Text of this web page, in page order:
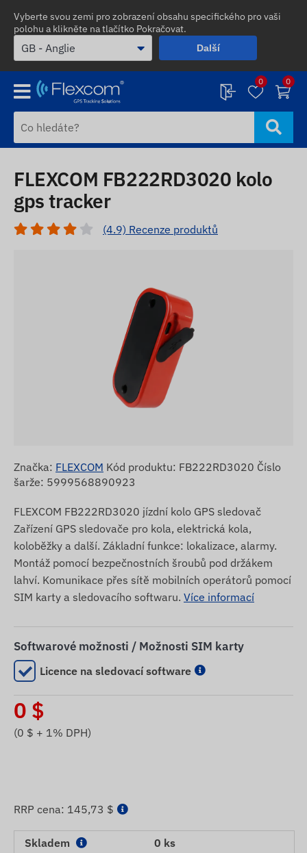
Vyberte svou zemi pro zobrazení obsahu specifického pro vaši
polohu a klikněte na tlačítko Pokračovat.
Další
0 0
FLEXCOM FB222RD3020 kolo
gps tracker
(4.9) Recenze produktů
Značka: FLEXCOM Kód produktu: FB222RD3020 Číslo
šarže: 5999568890923
FLEXCOM FB222RD3020 jízdní kolo GPS sledovač
Zařízení GPS sledovače pro kola, elektrická kola,
koloběžky a další. Základní funkce: lokalizace, alarmy.
Montáž pomocí bezpečnostních šroubů pod držákem
lahví. Komunikace přes sítě mobilních operátorů pomocí
SIM karty a sledovacího softwaru. Více informací
Softwarové možnosti / Možnosti SIM karty
Licence na sledovací software
0 $
(0 $ + 1% DPH)
RRP cena: 145,73 $
Skladem
0 ks